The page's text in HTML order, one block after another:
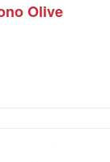
Olive